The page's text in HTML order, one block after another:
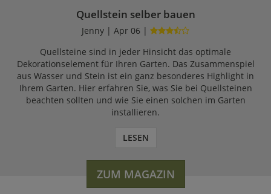
Quellstein selber bauen
Jenny | Apr 06 |
Quellsteine sind in jeder Hinsicht das optimale
Dekorationselement für Ihren Garten. Das Zusammenspiel
aus Wasser und Stein ist ein ganz besonderes Highlight in
Ihrem Garten. Hier erfahren Sie, was Sie bei Quellsteinen
beachten sollten und wie Sie einen solchen im Garten
installieren.
LESEN
ZUM MAGAZIN